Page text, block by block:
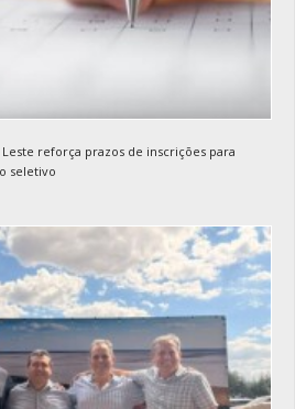
reforça prazos de inscrições para
seletivo